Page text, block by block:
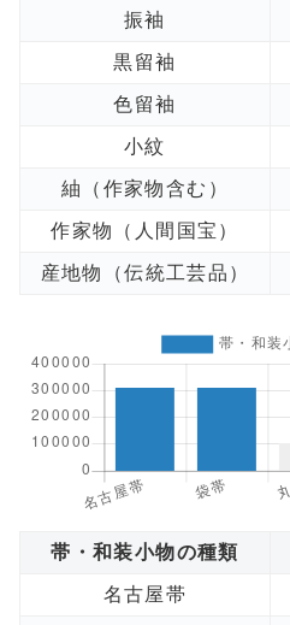
振袖
黒留袖
色留袖
小紋
紬（作家物含む）
作家物（人間国宝）
産地物（伝統工芸品）
帯・和装小物の種類
名古屋帯